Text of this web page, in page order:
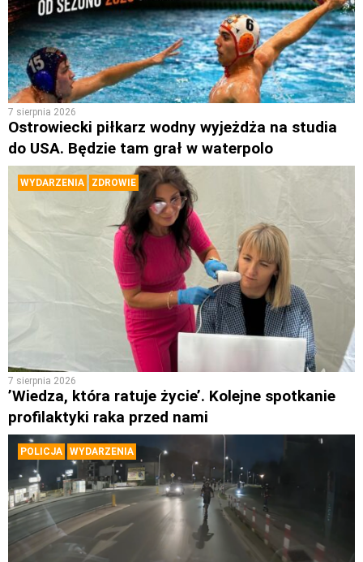
7 sierpnia 2026
Ostrowiecki piłkarz wodny wyjeżdża na studia
do USA. Będzie tam grał w waterpolo
WYDARZENIA ZDROWIE
7 sierpnia 2026
’Wiedza, która ratuje życie’. Kolejne spotkanie
profilaktyki raka przed nami
POLICJA WYDARZENIA